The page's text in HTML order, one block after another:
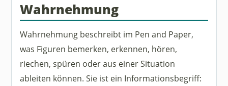
Wahrnehmung
Wahrnehmung beschreibt im Pen and Paper,
was Figuren bemerken, erkennen, hören,
riechen, spüren oder aus einer Situation
ableiten können. Sie ist ein Informationsbegriff: